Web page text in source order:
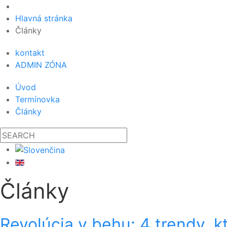
Hlavná stránka
Články
kontakt
ADMIN ZÓNA
Úvod
Termínovka
Články
Články